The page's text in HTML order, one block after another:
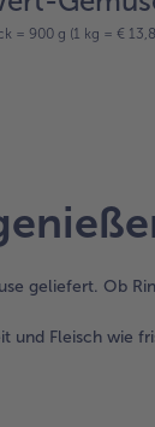
= 900 g (1 kg = €
geliefert. Ob
und Fleisch wie